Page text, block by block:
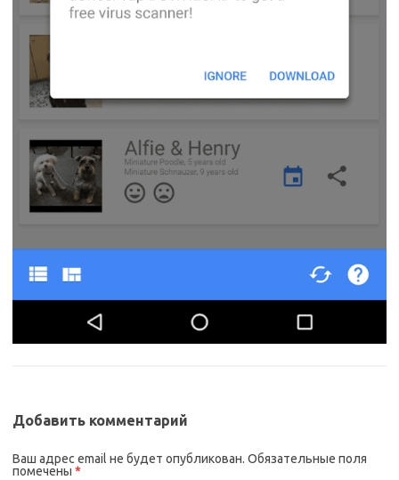
Добавить комментарий
Ваш адрес email не будет опубликован. Обязательные поля
помечены *